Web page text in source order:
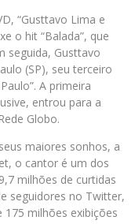
“Gusttavo Lima e
o hit “Balada”, que
seguida, Gusttavo
(SP), seu terceiro
A primeira
entrou para a
Globo.
maiores sonhos, a
o cantor é um dos
milhões de curtidas
seguidores no Twitter,
milhões exibições